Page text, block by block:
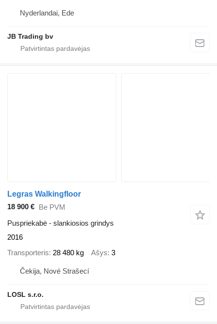
Nyderlandai, Ede
JB Trading bv
Legras Walkingfloor
18 900 € Be PVM
Puspriekabė - slankiosios grindys
2016
Transporteris 28 480 kg Ašys 3
Čekija, Nové Strašecí
LOSL s.r.o.